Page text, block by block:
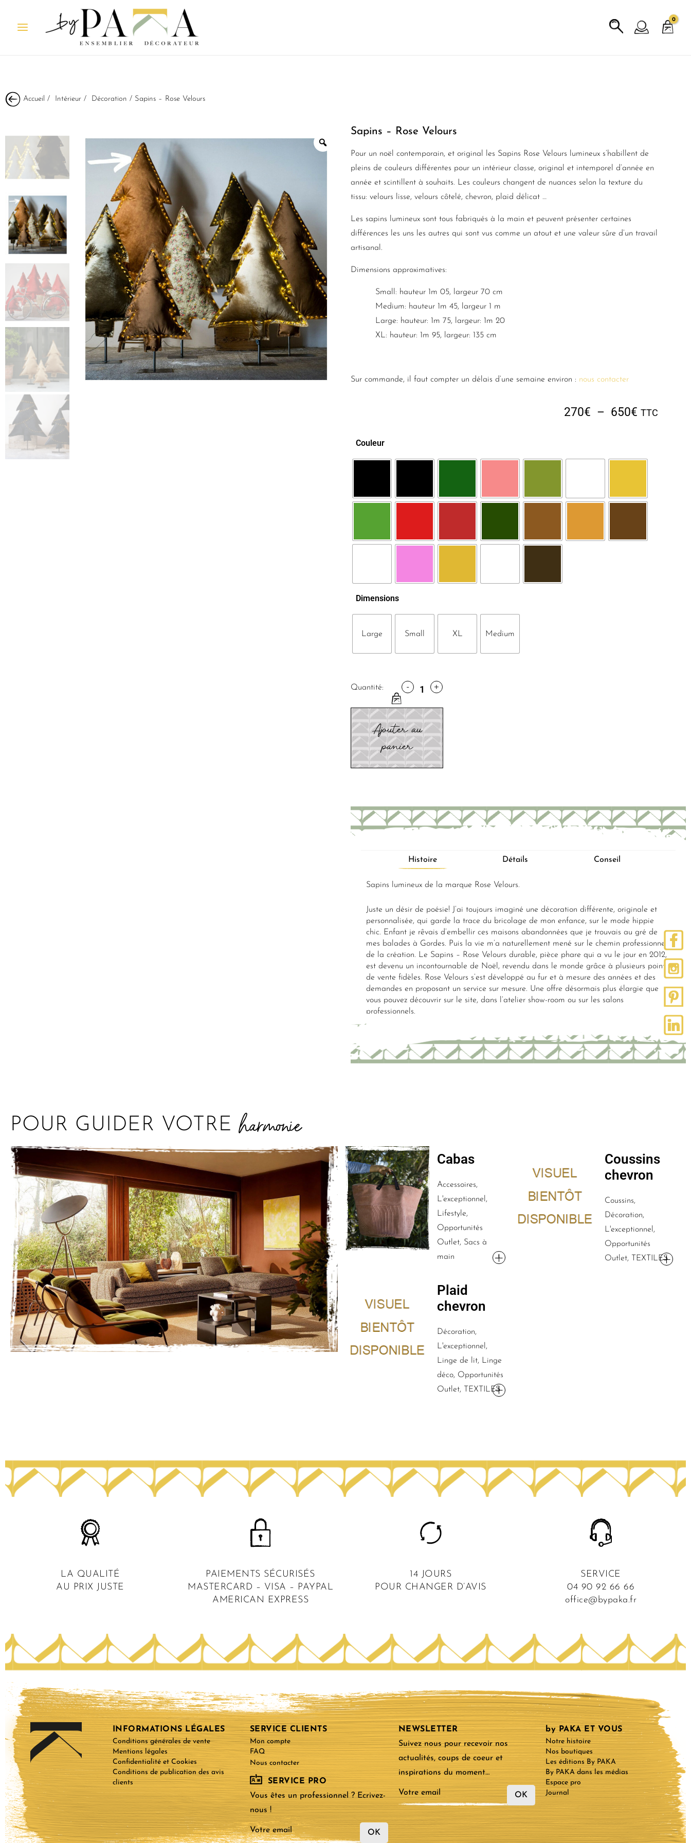
Accueil / Intérieur / Décoration / Sapins – Rose Velours
Sapins – Rose Velours
Pour un noël contemporain, et original les Sapins Rose Velours lumineux s’habillent de
pleins de couleurs différentes pour un intérieur classe, original et intemporel d’année en
année et scintillent à souhaits. Les couleurs changent de nuances selon la texture du
tissu: velours lisse, velours côtelé, chevron, plaid délicat …
Les sapins lumineux sont tous fabriqués à la main et peuvent présenter certaines
différences les uns les autres qui sont vus comme un atout et une valeur sûre d’un travail
artisanal.
Dimensions approximatives:
Small: hauteur 1m 05, largeur 70 cm
Medium: hauteur 1m 45, largeur 1 m
Large: hauteur: 1m 75, largeur: 1m 20
XL: hauteur: 1m 95, largeur: 135 cm
Sur commande, il faut compter un délais d’une semaine environ : nous contacter
270€ – 650€ TTC
Couleur
Dimensions
Large Small XL Medium
Quantité: - +
Ajouter au
panier
Histoire Détails Conseil
Sapins lumineux de la marque Rose Velours.
Juste un désir de poésie! J’ai toujours imaginé une décoration différente, originale et
personnalisée, qui garde la trace du bricolage de mon enfance, sur le mode hippie
chic. Enfant je rêvais d’embellir ces maisons abandonnées que je trouvais au gré de
mes balades à Gordes. Puis la vie m’a naturellement mené sur le chemin professionnel
de la création. Le Sapins – Rose Velours durable, pièce phare qui a vu le jour en 2012,
est devenu un incontournable de Noël, revendu dans le monde grâce à plusieurs points
de vente fidèles. Rose Velours s’est développé au fur et à mesure des années et des
demandes en proposant un service sur mesure. Une offre désormais plus élargie que
vous pouvez découvrir sur le site, dans l’atelier show-room ou sur les salons
professionnels.
POUR GUIDER VOTREharmonie
Cabas
Accessoires,
L'exceptionnel,
Lifestyle,
Opportunités
Outlet, Sacs à
main
Coussins
chevron
Coussins,
Décoration,
L'exceptionnel,
Opportunités
Outlet, TEXTILES
Plaid
chevron
Décoration,
L'exceptionnel,
Linge de lit, Linge
déco, Opportunités
Outlet, TEXTILES
LA QUALITÉ
AU PRIX JUSTE
PAIEMENTS SÉCURISÉS
MASTERCARD – VISA – PAYPAL
AMERICAN EXPRESS
14 JOURS
POUR CHANGER D’AVIS
SERVICE
04 90 92 66 66
office@bypaka.fr
INFORMATIONS LÉGALES
Conditions générales de vente
Mentions légales
Confidentialité et Cookies
Conditions de publication des avis
clients
SERVICE CLIENTS
Mon compte
FAQ
Nous contacter
SERVICE PRO
Vous êtes un professionnel ? Ecrivez-
nous !
OK
NEWSLETTER
Suivez nous pour recevoir nos
actualités, coups de coeur et
inspirations du moment…
OK
by PAKA ET VOUS
Notre histoire
Nos boutiques
Les éditions By PAKA
By PAKA dans les médias
Espace pro
Journal